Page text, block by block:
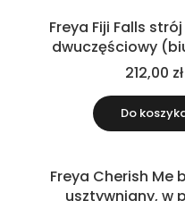
Freya Fiji Falls
dwuczęściowy
212,00 zł
Do
Freya Cherish Me
usztywniany, w